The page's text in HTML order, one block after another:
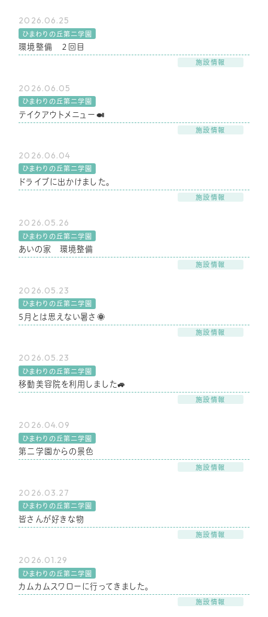
2026.06.25
ひまわりの丘第二学園
環境整備 ２回目
施設情報
2026.06.05
ひまわりの丘第二学園
テイクアウトメニュー🍛
施設情報
2026.06.04
ひまわりの丘第二学園
ドライブに出かけました。
施設情報
2026.05.26
ひまわりの丘第二学園
あいの家 環境整備
施設情報
2026.05.23
ひまわりの丘第二学園
5月とは思えない暑さ🌞
施設情報
2026.05.23
ひまわりの丘第二学園
移動美容院を利用しました🚙
施設情報
2026.04.09
ひまわりの丘第二学園
第二学園からの景色
施設情報
2026.03.27
ひまわりの丘第二学園
皆さんが好きな物
施設情報
2026.01.29
ひまわりの丘第二学園
カムカムスワローに行ってきました。
施設情報